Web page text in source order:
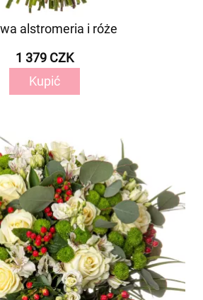
alstromeria i róże
1 379 CZK
Kupić